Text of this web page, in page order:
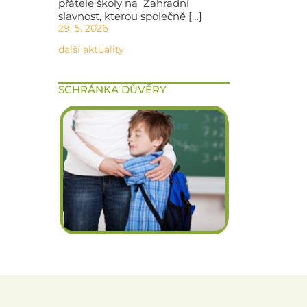
přátele školy na Zahradní
slavnost, kterou společně […]
29. 5. 2026
další aktuality
SCHRÁNKA DŮVĚRY